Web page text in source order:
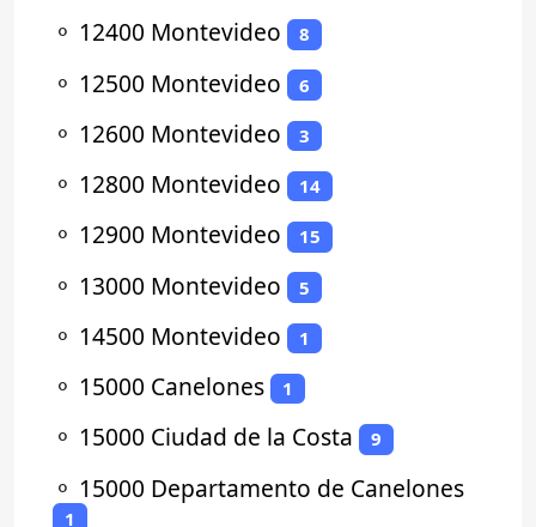
⚬ 12400 Montevideo 8
⚬ 12500 Montevideo 6
⚬ 12600 Montevideo 3
⚬ 12800 Montevideo 14
⚬ 12900 Montevideo 15
⚬ 13000 Montevideo 5
⚬ 14500 Montevideo 1
⚬ 15000 Canelones 1
⚬ 15000 Ciudad de la Costa 9
⚬ 15000 Departamento de Canelones
1